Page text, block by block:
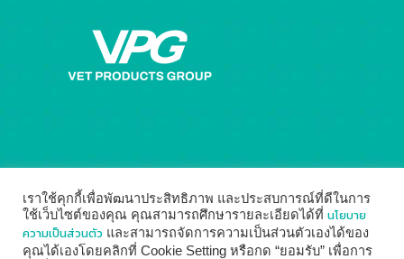
เราใช้คุกกี้เพื่อพัฒนาประสิทธิภาพ และประสบการณ์ที่ดีในการ
ใช้เว็บไซต์ของคุณ คุณสามารถศึกษารายละเอียดได้ที่ นโยบาย
ความเป็นส่วนตัว และสามารถจัดการความเป็นส่วนตัวเองได้ของ
คุณได้เองโดยคลิกที่ Cookie Setting หรือกด “ยอมรับ” เพื่อการ